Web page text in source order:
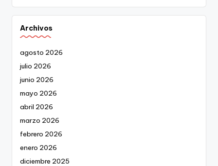
Archivos
agosto 2026
julio 2026
junio 2026
mayo 2026
abril 2026
marzo 2026
febrero 2026
enero 2026
diciembre 2025